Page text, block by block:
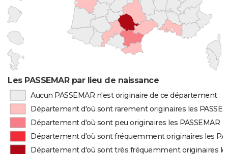
Les PASSEMAR par lieu de naissance
Aucun PASSEMAR n'est originaire de ce département
Département d'où sont rarement originaires les
Département d'où sont peu originaires les PASSEMAR
Département d'où sont fréquemment originaires les
Département d'où sont très fréquemment originaires